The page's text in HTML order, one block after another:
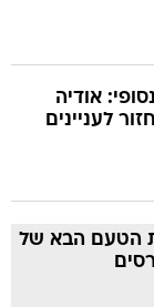
אודיה
לעניינים
הטעם הבא של